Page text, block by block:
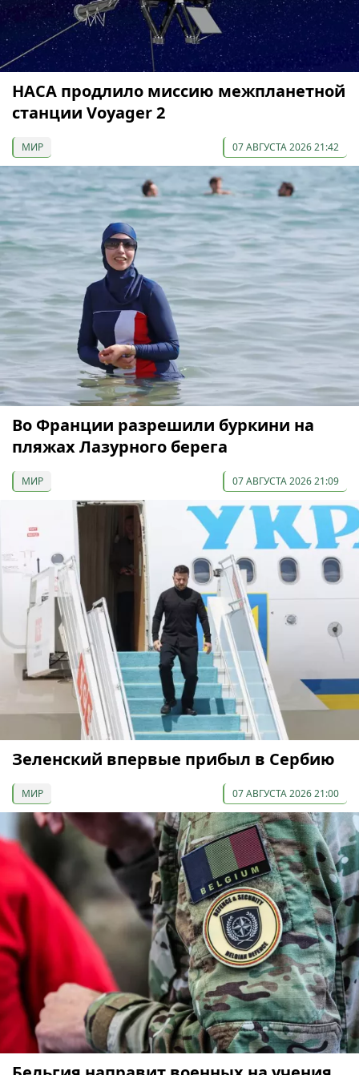
НАСА продлило миссию межпланетной
станции Voyager 2
МИР 07 АВГУСТА 2026 21:42
Во Франции разрешили буркини на
пляжах Лазурного берега
МИР 07 АВГУСТА 2026 21:09
Зеленский впервые прибыл в Сербию
МИР 07 АВГУСТА 2026 21:00